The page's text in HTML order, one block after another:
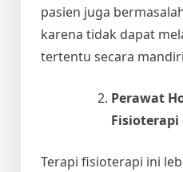
pasien juga
karena tidak dapat
tertentu secara
Perawat
Fisioterapi
Terapi fisioterapi ini